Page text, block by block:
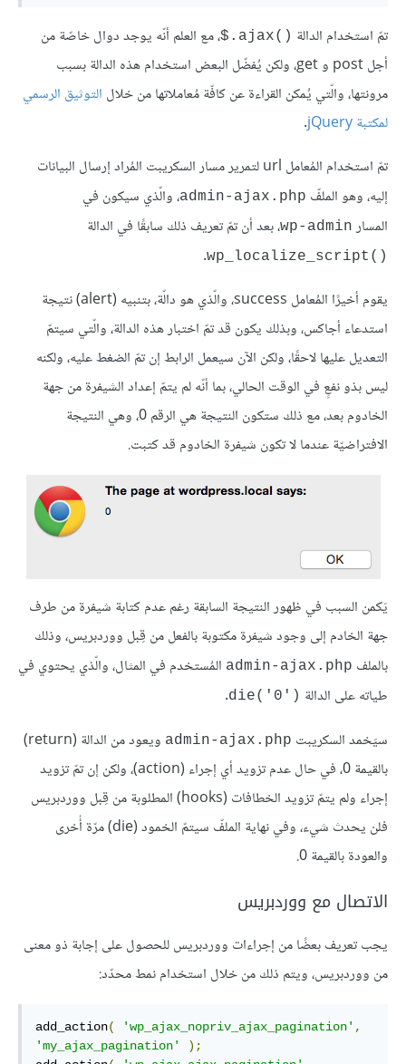
تمّ استخدام الدالة ()ajax.$
، مع العلم أنّه يوجد دوال خاصّة من
أجل post و get، ولكن يُفضّل البعض استخدام هذه الدالة بسبب
مرونتها، والّتي يُمكن القراءة عن كافّة مُعاملاتها من خلال التوثيق الرسمي
لمكتبة jQuery
.
تمّ استخدام المُعامل url لتمرير مسار السكريبت المُراد إرسال البيانات
إليه، وهو الملفّ admin-ajax.php، والّذي سيكون في
المسار wp-admin، بعد أن تمّ تعريف ذلك سابقًا في الدالة
()wp_localize_script
.
يقوم أخيرًا المُعامل success، والّذي هو دالّة، بتنبيه (alert) نتيجة
استدعاء أجاكس، وبذلك يكون قد تمّ اختبار هذه الدالة، والّتي سيتمّ
التعديل عليها لاحقًا، ولكن الآن سيعمل الرابط إن تمّ الضغط عليه، ولكنه
ليس بذو نفعٍ في الوقت الحالي، بما أنّه لم يتمّ إعداد الشيفرة من جهة
الخادوم بعد، مع ذلك ستكون النتيجة هي الرقم 0، وهي النتيجة
الافتراضيّة عندما لا تكون شيفرة الخادوم قد كتبت.
يَكمن السبب في ظهور النتيجة السابقة رغم عدم كتابة شيفرة من طرف
جهة الخادم إلى وجود شيفرة مكتوبة بالفعل من قِبل ووردبريس، وذلك
بالملف admin-ajax.php المُستخدم في المثال، والّذي يحتوي في
طياته على الدالة ('die('0
.
سيَخمد السكريبت admin-ajax.php
ويعود من الدالة (return)
بالقيمة 0، في حال عدم تزويد أي إجراء (action)، ولكن إن تمّ تزويد
إجراء ولم يتمّ تزويد الخطافات (hooks) المطلوبة من قِبل ووردبريس
فلن يحدث شيء، وفي نهاية الملفّ سيتمّ الخمود (die) مرّة أُخرى
والعودة بالقيمة 0.
الاتصال مع ووردبريس
يجب تعريف بعضًا من إجراءات ووردبريس للحصول على إجابة ذو معنى
من ووردبريس، ويتم ذلك من خلال استخدام نمط محدّد:
add_action( 'wp_ajax_nopriv_ajax_pagination' ,
'my_ajax_pagination'
);